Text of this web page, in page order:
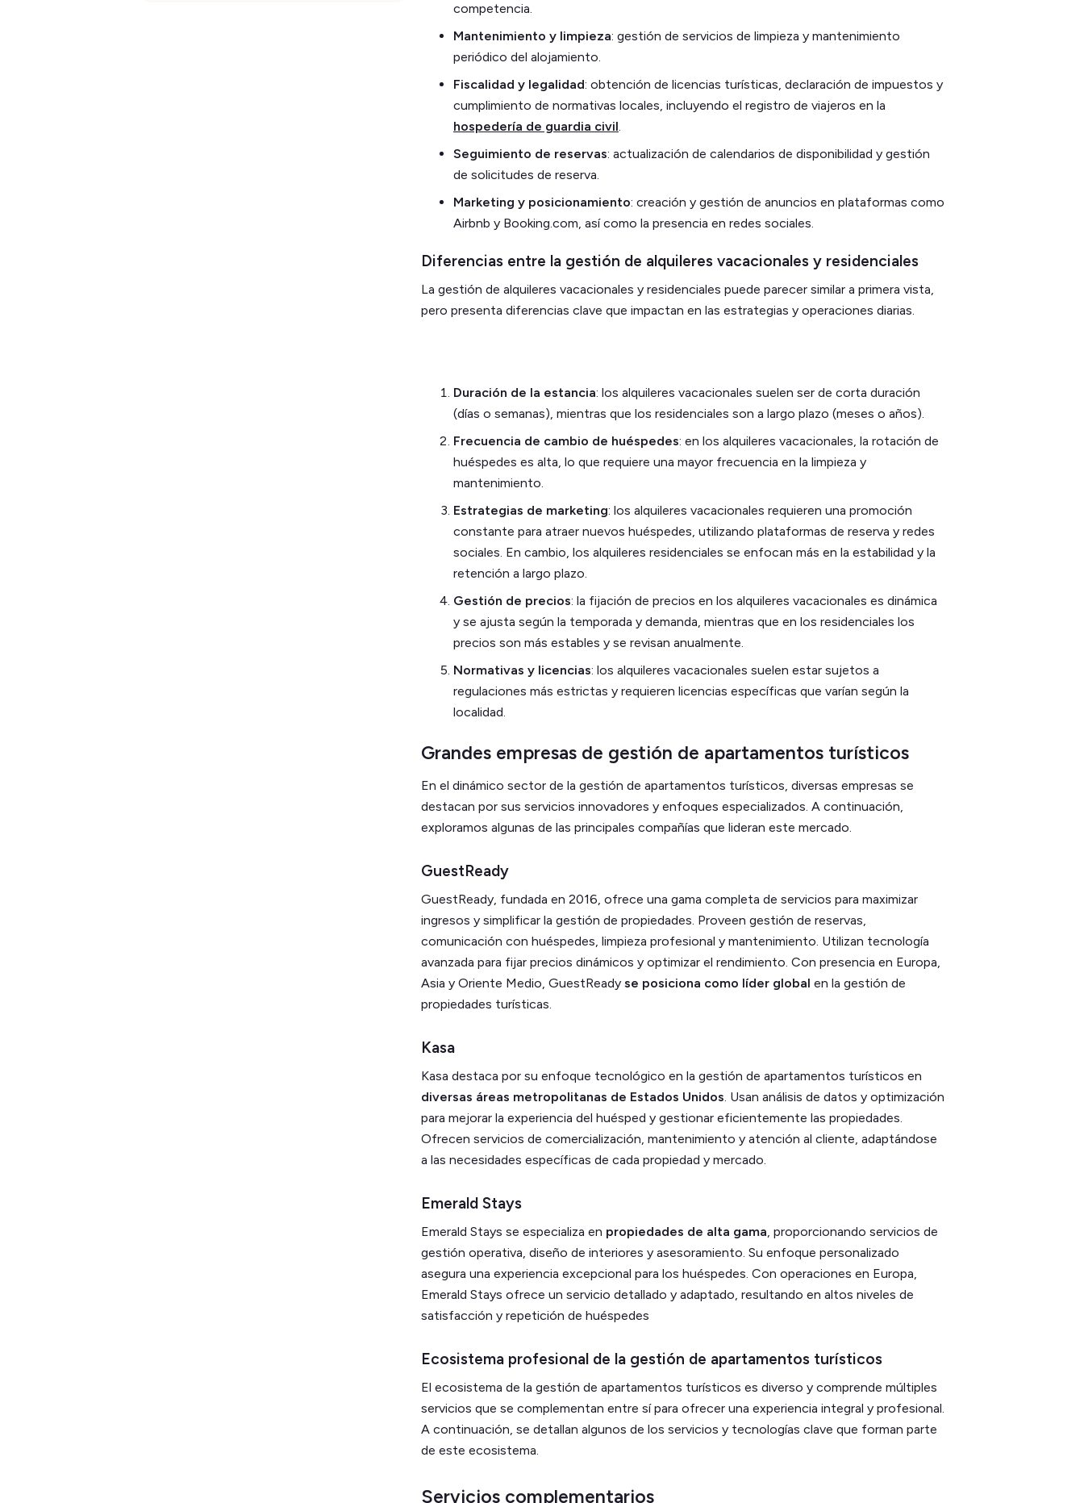
competencia.
Mantenimiento y limpieza: gestión de servicios de limpieza y mantenimiento
periódico del alojamiento.
Fiscalidad y legalidad: obtención de licencias turísticas, declaración de impuestos y
cumplimiento de normativas locales, incluyendo el registro de viajeros en la
hospedería de guardia civil.
Seguimiento de reservas: actualización de calendarios de disponibilidad y gestión
de solicitudes de reserva.
Marketing y posicionamiento: creación y gestión de anuncios en plataformas como
Airbnb y Booking.com, así como la presencia en redes sociales.
Diferencias entre la gestión de alquileres vacacionales y residenciales
La gestión de alquileres vacacionales y residenciales puede parecer similar a primera vista,
pero presenta diferencias clave que impactan en las estrategias y operaciones diarias.
Duración de la estancia: los alquileres vacacionales suelen ser de corta duración
(días o semanas), mientras que los residenciales son a largo plazo (meses o años).
Frecuencia de cambio de huéspedes: en los alquileres vacacionales, la rotación de
huéspedes es alta, lo que requiere una mayor frecuencia en la limpieza y
mantenimiento.
Estrategias de marketing: los alquileres vacacionales requieren una promoción
constante para atraer nuevos huéspedes, utilizando plataformas de reserva y redes
sociales. En cambio, los alquileres residenciales se enfocan más en la estabilidad y la
retención a largo plazo.
Gestión de precios: la fijación de precios en los alquileres vacacionales es dinámica
y se ajusta según la temporada y demanda, mientras que en los residenciales los
precios son más estables y se revisan anualmente.
Normativas y licencias: los alquileres vacacionales suelen estar sujetos a
regulaciones más estrictas y requieren licencias específicas que varían según la
localidad.
Grandes empresas de gestión de apartamentos turísticos
En el dinámico sector de la gestión de apartamentos turísticos, diversas empresas se
destacan por sus servicios innovadores y enfoques especializados. A continuación,
exploramos algunas de las principales compañías que lideran este mercado.
GuestReady
GuestReady, fundada en 2016, ofrece una gama completa de servicios para maximizar
ingresos y simplificar la gestión de propiedades. Proveen gestión de reservas,
comunicación con huéspedes, limpieza profesional y mantenimiento. Utilizan tecnología
avanzada para fijar precios dinámicos y optimizar el rendimiento. Con presencia en Europa,
Asia y Oriente Medio, GuestReady se posiciona como líder global en la gestión de
propiedades turísticas​.
Kasa
Kasa destaca por su enfoque tecnológico en la gestión de apartamentos turísticos en
diversas áreas metropolitanas de Estados Unidos. Usan análisis de datos y optimización
para mejorar la experiencia del huésped y gestionar eficientemente las propiedades.
Ofrecen servicios de comercialización, mantenimiento y atención al cliente, adaptándose
a las necesidades específicas de cada propiedad y mercado​.
Emerald Stays
Emerald Stays se especializa en propiedades de alta gama, proporcionando servicios de
gestión operativa, diseño de interiores y asesoramiento. Su enfoque personalizado
asegura una experiencia excepcional para los huéspedes. Con operaciones en Europa,
Emerald Stays ofrece un servicio detallado y adaptado, resultando en altos niveles de
satisfacción y repetición de huéspedes
Ecosistema profesional de la gestión de apartamentos turísticos
El ecosistema de la gestión de apartamentos turísticos es diverso y comprende múltiples
servicios que se complementan entre sí para ofrecer una experiencia integral y profesional.
A continuación, se detallan algunos de los servicios y tecnologías clave que forman parte
de este ecosistema.
Servicios complementarios